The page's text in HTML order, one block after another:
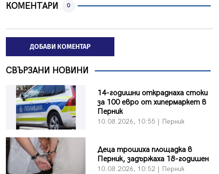
КОМЕНТАРИ 0
ДОБАВИ КОМЕНТАР
СВЪРЗАНИ НОВИНИ
14-годишни откраднаха стоки
за 100 евро от хипермаркет в
Перник
10.08.2026, 10:55 | Перник
Деца трошиха площадка в
Перник, задържаха 18-годишен
10.08.2026, 10:52 | Перник